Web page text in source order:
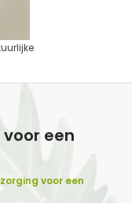
een
voor een